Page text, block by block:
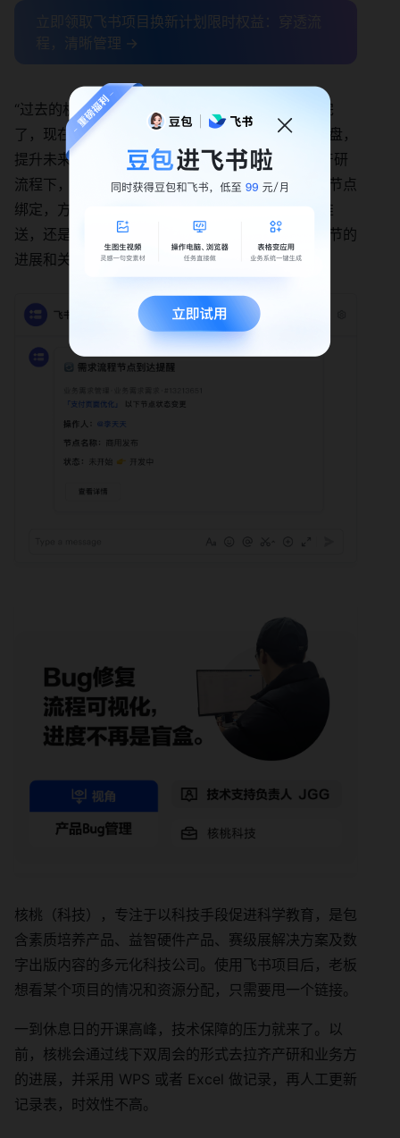
立即领取飞书项目换新计划限时权益：穿透流
程，清晰管理 →
“过去的机制其实是单线条的，从起点到终点，就完
了，现在我们会拿到客户满意度的数据，做一些复盘，
提升未来价值判断的准确度。”匡鸿博说。在这条产研
流程下，评审文档、评审结论等过程交付物也会随节点
绑定，方便上下游协作方随时查看。“无论是主动推
送，还是自己查阅，都能非常清楚地看到每一个环节的
进展和关键信息。”
核桃（科技），专注于以科技手段促进科学教育，是包
含素质培养产品、益智硬件产品、赛级展解决方案及数
字出版内容的多元化科技公司。使用飞书项目后，老板
想看某个项目的情况和资源分配，只需要甩一个链接。
一到休息日的开课高峰，技术保障的压力就来了。以
前，核桃会通过线下双周会的形式去拉齐产研和业务方
的进展，并采用 WPS 或者 Excel 做记录，再人工更新
记录表，时效性不高。